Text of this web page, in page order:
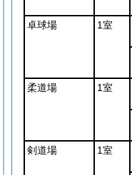
卓球場
1室
柔道場
1室
剣道場
1室